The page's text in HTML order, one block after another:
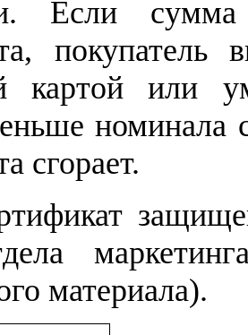
Если
картой или
номинала
сгорает.
материала).